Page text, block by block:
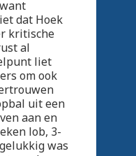
dat Hoek
kritische
al
liet
om ook
uit een
aan en
lob, 3-
was